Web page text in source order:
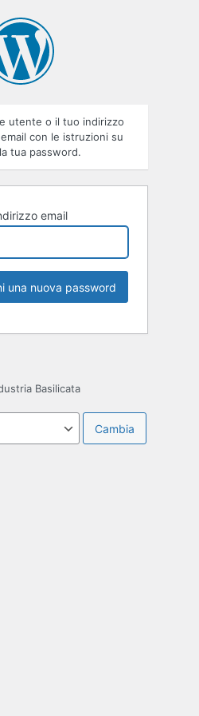
utente o il tuo indirizzo
con le istruzioni su
tua password.
email
Basilicata